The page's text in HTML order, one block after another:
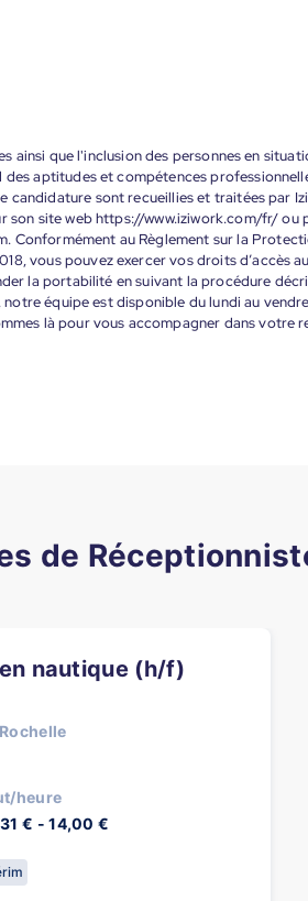
ainsi que l'inclusion des personnes en
aptitudes et compétences
candidature sont recueillies et traitées par
site web https://www.iziwork.com/fr/ ou
Conformément au Règlement sur la
vous pouvez exercer vos droits d’accès
la portabilité en suivant la procédure
équipe est disponible du lundi au
là pour vous accompagner dans votre
de
nautique (h/f)
heure
€ - 14,00 €